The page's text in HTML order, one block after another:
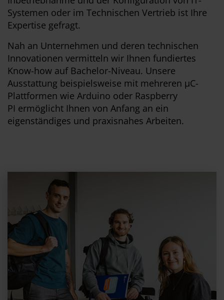
Systemen oder im Technischen Vertrieb ist Ihre
Expertise gefragt.
Nah an Unternehmen und deren technischen
Innovationen vermitteln wir Ihnen fundiertes
Know-how auf Bachelor-Niveau. Unsere
Ausstattung beispielsweise mit mehreren µC-
Plattformen wie Arduino oder Raspberry
PI ermöglicht Ihnen von Anfang an ein
eigenständiges und praxisnahes Arbeiten.